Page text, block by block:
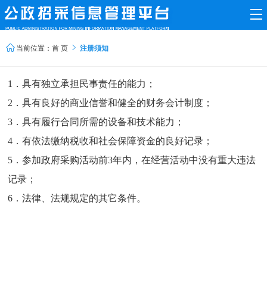
当前位置： 首 页  注册须知
1．具有独立承担民事责任的能力；
2．具有良好的商业信誉和健全的财务会计制度；
3．具有履行合同所需的设备和技术能力；
4．有依法缴纳税收和社会保障资金的良好记录；
5．参加政府采购活动前3年内，在经营活动中没有重大违法
记录；
6．法律、法规规定的其它条件。